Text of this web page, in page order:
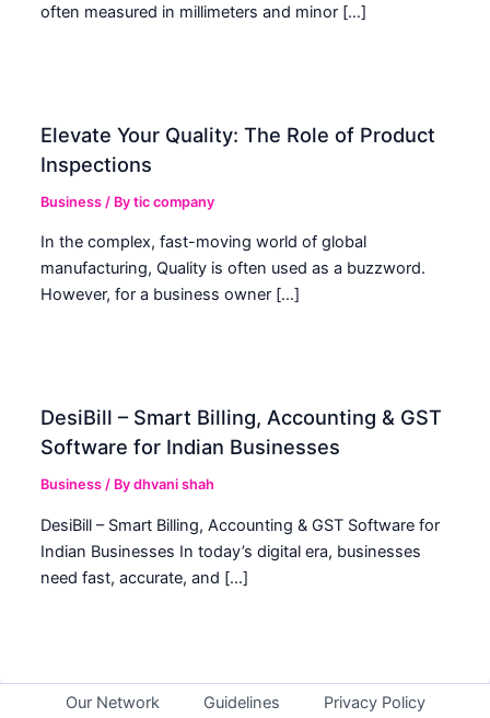
often measured in millimeters and minor […]
Elevate Your Quality: The Role of Product
Inspections
Business / Bytic company
In the complex, fast-moving world of global
manufacturing, Quality is often used as a buzzword.
However, for a business owner […]
DesiBill – Smart Billing, Accounting & GST
Software for Indian Businesses
Business / Bydhvani shah
DesiBill – Smart Billing, Accounting & GST Software for
Indian Businesses In today’s digital era, businesses
need fast, accurate, and […]
Our Network Guidelines Privacy Policy